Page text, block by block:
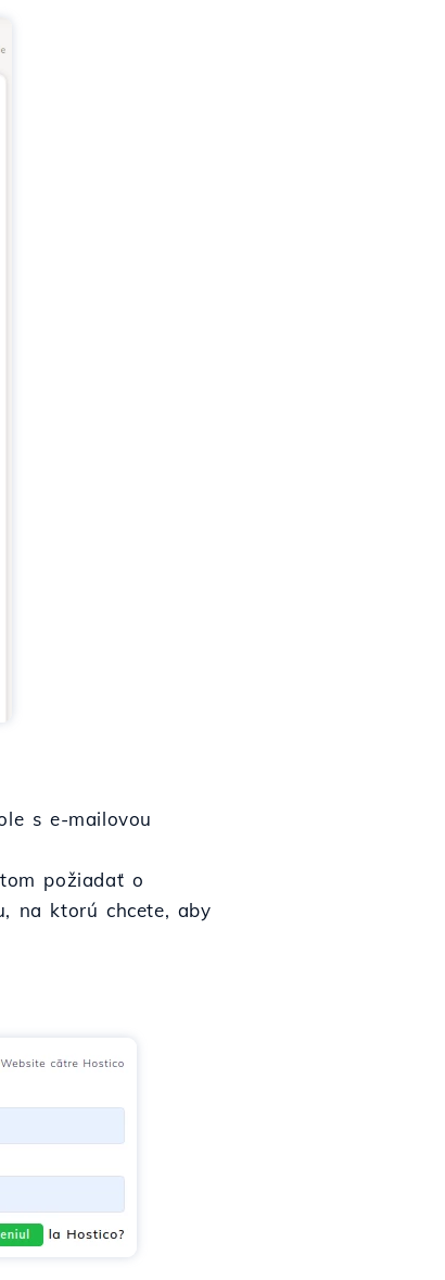
s e-mailovou
požiadať o
na ktorú chcete, aby